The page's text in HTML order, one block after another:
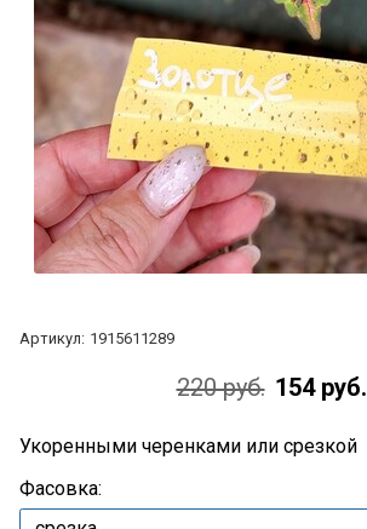
Артикул: 1915611289
220 руб. 154 руб.
Укоренными черенками или срезкой
Фасовка: